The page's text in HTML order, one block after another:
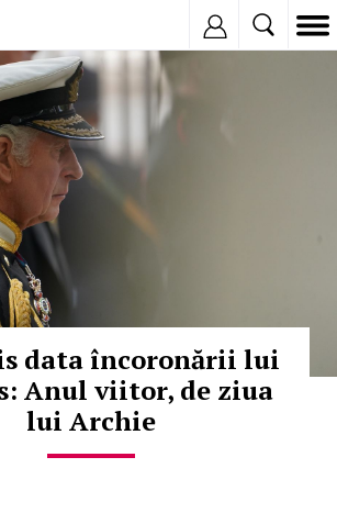
data încoronării lui
Anul viitor, de ziua
lui Archie